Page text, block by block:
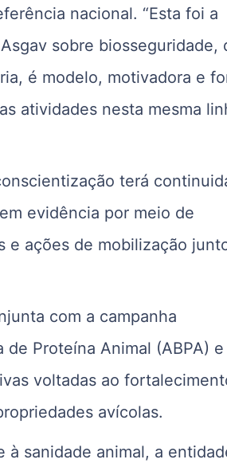
nacional. “Esta foi a
sobre biosseguridade,
é modelo, motivadora e
atividades nesta mesma
terá
evidência por meio de
e ações de mobilização
com a campanha
Proteína Animal (ABPA) e
voltadas ao
avícolas.
à sanidade animal, a